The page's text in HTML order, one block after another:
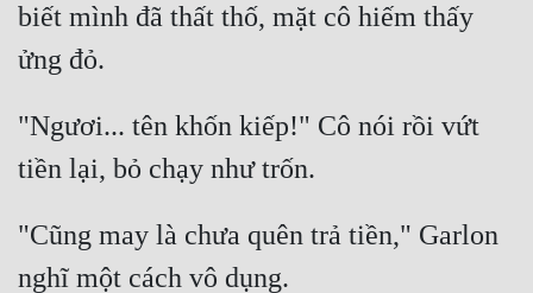
biết mình đã thất thố, mặt cô hiếm thấy
"Ngươi... tên khốn kiếp!" Cô nói rồi vứt
"Cũng may là chưa quên trả tiền," Garlon